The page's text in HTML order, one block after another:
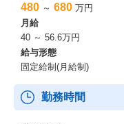
480 ～ 680 万円
月給
40 ～ 56.6万円
給与形態
固定給制(月給制)
勤務時間